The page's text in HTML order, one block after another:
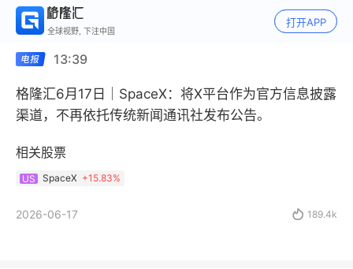
全球视野, 下注中国
打开APP
13:39
格隆汇6月17日｜SpaceX：将X平台作为官方信息披露
渠道，不再依托传统新闻通讯社发布公告。
相关股票
US SpaceX +15.83%
2026-06-17  189.4k